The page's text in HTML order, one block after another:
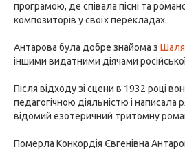
програмою, де співала пісні та
композиторів у своїх перекладах.
Антарова була добре знайома з
іншими видатними діячами
Після відходу зі сцени в 1932 році
педагогічною діяльністю і написала
відомий езотеричний тритомну
Померла Конкордія Євгенівна